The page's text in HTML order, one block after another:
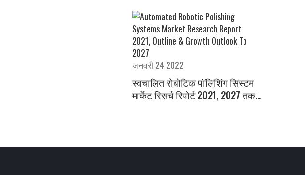
जनवरी 24 2022
स्वचालित रोबोटिक पॉलिशिंग सिस्टम
मार्केट रिसर्च रिपोर्ट 2021, 2027 तक